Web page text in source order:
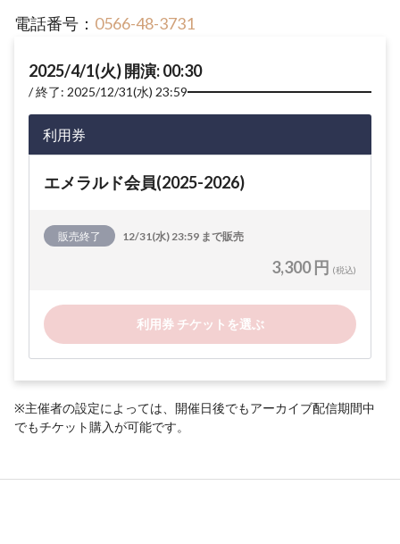
電話番号： 0566-48-3731
2025/4/1(火) 開演: 00:30
終了: 2025/12/31(水) 23:59
利用券
エメラルド会員(2025-2026)
販売終了 12/31(水) 23:59 まで販売
3,300 円 (税込)
利用券 チケットを選ぶ
※主催者の設定によっては、開催日後でもアーカイブ配信期間中
でもチケット購入が可能です。